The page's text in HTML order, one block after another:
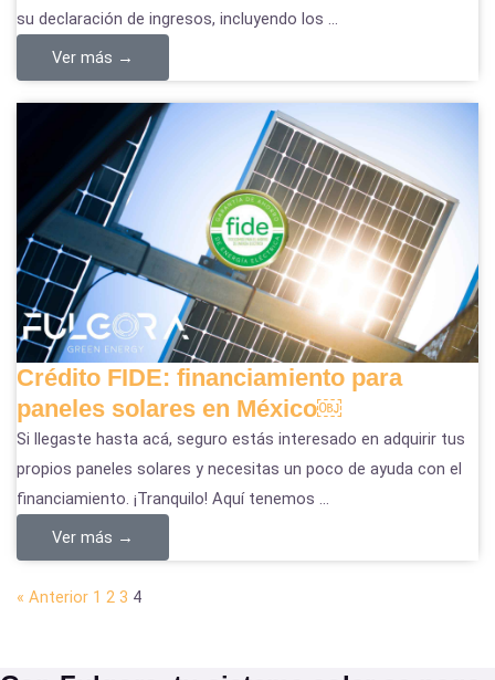
su declaración de ingresos, incluyendo los ...
Ver más →
Crédito FIDE: financiamiento para
paneles solares en México￼
Si llegaste hasta acá, seguro estás interesado en adquirir tus
propios paneles solares y necesitas un poco de ayuda con el
financiamiento. ¡Tranquilo! Aquí tenemos ...
Ver más →
« Anterior 1 2 3 4